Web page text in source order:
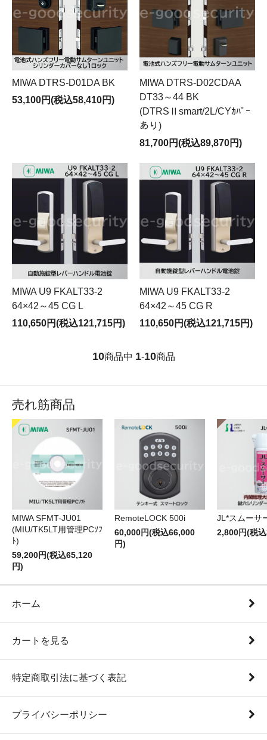
MIWA DTRS-D01DA BK
53,100円(税込58,410円)
MIWA DTRS-D02CDAA
DT33～44 BK
(DTRSⅡsmart/2L/CYｶﾊﾞｰ
あり)
81,700円(税込89,870円)
MIWA U9 FKALT33-2
64×42～45 CG L
110,650円(税込121,715円)
MIWA U9 FKALT33-2
64×42～45 CG R
110,650円(税込121,715円)
10商品中 1-10商品
売れ筋商品
MIWA SFMT-JU01
(MIU/TK5LT用管理PCｿﾌ
ﾄ)
59,200円(税込65,120
円)
RemoteLOCK 500i
60,000円(税込66,000
円)
JL*スムーサ
2,800円(税
ホーム
カートを見る
特定商取引法に基づく表記
プライバシーポリシー